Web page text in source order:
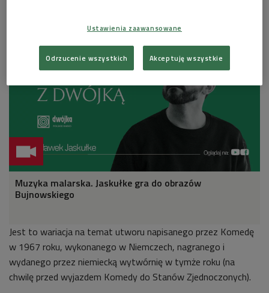
Muzyka malarska. Jaskułke gra do obrazów
Bujnowskiego
Jest to wariacja na temat utworu napisanego przez Komedę
w 1967 roku, wykonanego w Niemczech, nagranego i
wydanego przez niemiecką wytwórnię w tymże roku (na
chwilę przed wyjazdem Komedy do Stanów Zjednoczonych).
Ustawienia zaawansowane
Odrzucenie wszystkich Akceptuję wszystkie